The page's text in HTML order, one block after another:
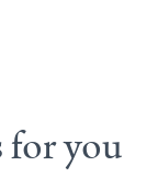
for you